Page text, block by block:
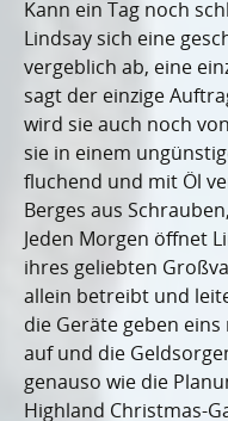
Kann ein Tag noch
Lindsay sich eine
vergeblich ab, eine
sagt der einzige
wird sie auch noch
sie in einem
fluchend und mit Öl
Berges aus
Jeden Morgen öffnet
ihres geliebten
allein betreibt und
die Geräte geben
auf und die
genauso wie die
Highland Christmas-